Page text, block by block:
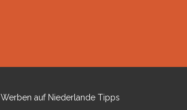
Werben auf Niederlande Tipps